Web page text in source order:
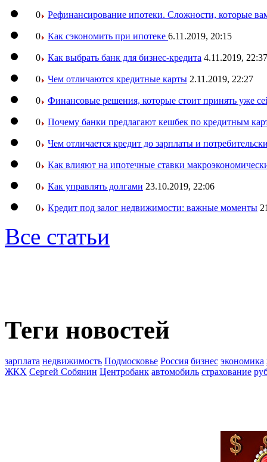
0 Рефинансирование ипотеки. Сложности, которые
0 Как сэкономить при ипотеке 6.11.2019, 20:15
0 Как выбрать банк для бизнес-кредита 4.11.2019, 22:37
0 Чем отличаются кредитные карты 2.11.2019, 22:27
0 Финансовые решения, которые стоит принять уже
0 Почему банки предлагают кешбек по кредитным
0 Чем отличается кредит до зарплаты и
0 Как влияют на ипотечные ставки
0 Как управлять долгами 23.10.2019, 22:06
0 Кредит под залог недвижимости: важные моменты
Все статьи
Теги новостей
зарплата недвижимость Подмосковье Россия бизнес экономика
ЖКХ Сергей Собянин Центробанк автомобиль страхование